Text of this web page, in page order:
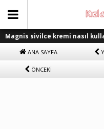
Magnis sivilce kremi nasıl
ANA SAYFA
ÖNCEKİ